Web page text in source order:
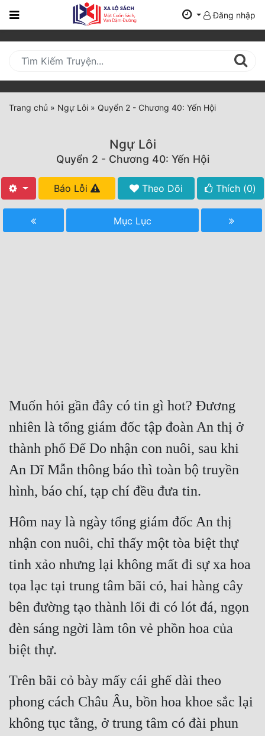
Trang
Mới
Cập
Nhật
(current)
Tất Cả
Truyện ngắn
Xa Lộ Dịch
Cung Đấu
Cạnh Kỹ
Cổ Tiên Hiệp
Cổ Đại
Du Hí
Dã Sử
Dị Giới
Dị Năng
Gia Đấu
Góc Nhìn Nam
Góc Nhìn Nữ
Huyền Huyễn
Đăng nhập
Trang chủ » Ngự Lôi » Quyển 2 - Chương 40: Yến Hội
Ngự Lôi
Quyển 2 - Chương 40: Yến Hội
Báo Lỗi Theo Dõi Thích (0)
Mục Lục
Muốn hỏi gần đây có tin gì hot? Đương
nhiên là tổng giám đốc tập đoàn An thị ở
thành phố Đế Do nhận con nuôi, sau khi
An Dĩ Mẫn thông báo thì toàn bộ truyền
hình, báo chí, tạp chí đều đưa tin.
Hôm nay là ngày tổng giám đốc An thị
nhận con nuôi, chỉ thấy một tòa biệt thự
tinh xảo nhưng lại không mất đi sự xa hoa
tọa lạc tại trung tâm bãi cỏ, hai hàng cây
bên đường tạo thành lối đi có lót đá, ngọn
đèn sáng ngời làm tôn vẻ phồn hoa của
biệt thự.
Trên bãi cỏ bày mấy cái ghế dài theo
phong cách Châu Âu, bồn hoa khoe sắc lại
không tục tằng, ở trung tâm có đài phun